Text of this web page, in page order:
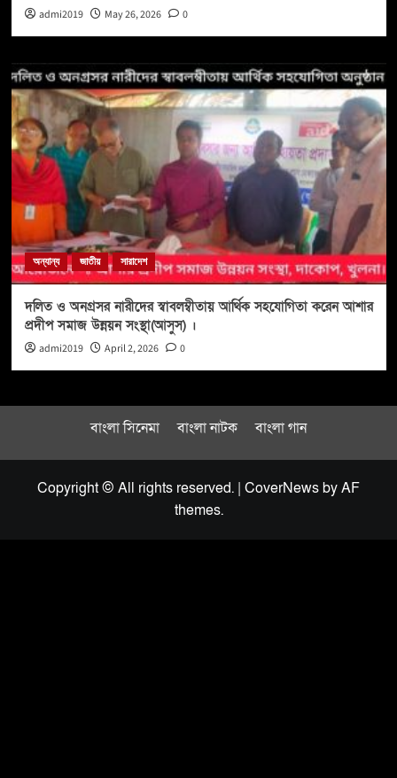
admi2019 May 26, 2026 0
অন্যান্য জাতীয় সারাদেশ
দলিত ও অনগ্রসর নারীদের স্বাবলম্বীতায় আর্থিক সহযোগিতা করেন আশার
প্রদীপ সমাজ উন্নয়ন সংস্থা(আসুস) ।
admi2019 April 2, 2026 0
বাংলা সিনেমা বাংলা নাটক বাংলা গান
Copyright © All rights reserved. | CoverNewsby AF
themes.